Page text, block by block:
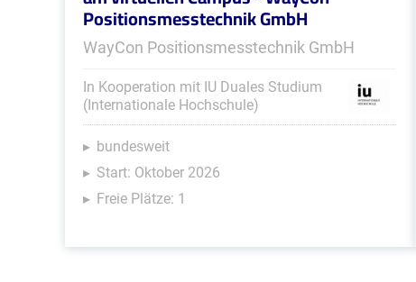
Positionsmesstechnik GmbH
WayCon Positionsmesstechnik GmbH
In Kooperation mit IU Duales Studium
(Internationale Hochschule)
bundesweit
Start: Oktober 2026
Freie Plätze: 1